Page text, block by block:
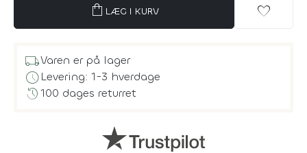
shopping_bag LÆG I KURV favorite
local_shippingVaren er på lager
scheduleLevering: 1-3 hverdage
history100 dages returret